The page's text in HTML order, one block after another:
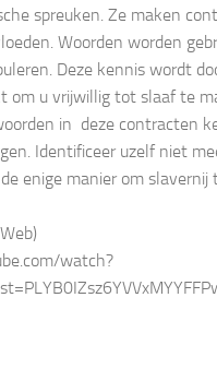
spreuken. Ze maken
Woorden worden
Deze kennis wordt
om u vrijwillig tot slaaf te
in deze contracten
Identificeer uzelf niet
enige manier om slavernij
watch?